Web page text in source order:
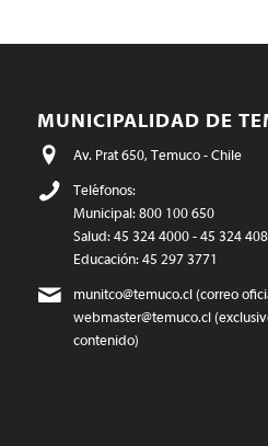
MUNICIPALIDAD DE
Av. Prat 650, Temuco - Chile
Teléfonos:
Municipal: 800 100 650
Salud: 45 324 4000 - 45 324
Educación: 45 297 3771
munitco@temuco.cl(correo
webmaster@temuco.cl
contenido)